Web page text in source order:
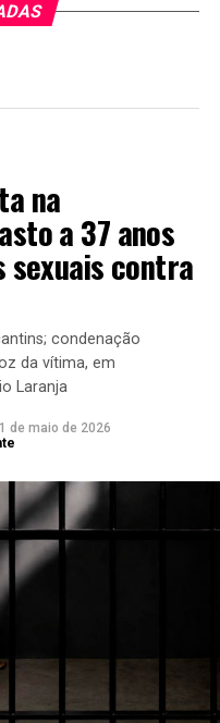
na
a 37 anos
sexuais contra
condenação
da vítima, em
Laranja
de maio de 2026